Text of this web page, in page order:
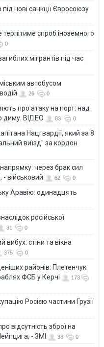
нові санкції Євросоюзу
спроб іноземного
0
мігрантів під час
автобусом
26 0
про атаку на порт: над
диму. ВІДЕО
83 0
Нацгвардії, який за 8
виїзд" за кордон
через брак сил
- військовий
62 0
Аравію: одинадцять
російської
31 0
стіни та вікна
375 0
районів: Плетенчук
ФСБ у Керчі
173
Росією частини Грузії
відсутність зброї на
- ЗМІ
38 0